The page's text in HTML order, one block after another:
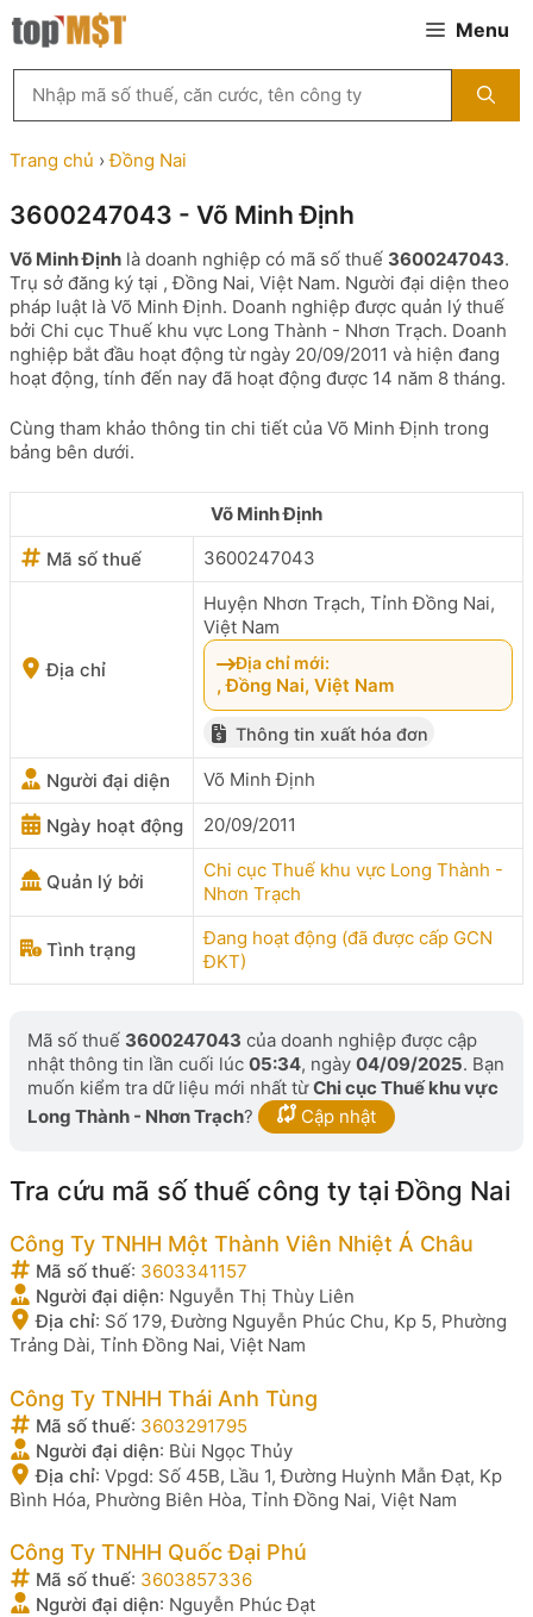
Chuyển
đến
Menu
kiếm
MST
theo
tên
ty,
người
đại
diện
hoặc
mã
số
thuế
Trang chủ ›Đồng Nai
3600247043 - Võ Minh Định
Võ Minh Định là doanh nghiệp có mã số thuế 3600247043.
Trụ sở đăng ký tại , Đồng Nai, Việt Nam. Người đại diện theo
pháp luật là Võ Minh Định. Doanh nghiệp được quản lý thuế
bởi Chi cục Thuế khu vực Long Thành - Nhơn Trạch. Doanh
nghiệp bắt đầu hoạt động từ ngày 20/09/2011 và hiện đang
hoạt động, tính đến nay đã hoạt động được 14 năm 8 tháng.
Cùng tham khảo thông tin chi tiết của Võ Minh Định trong
bảng bên dưới.
Võ Minh Định
Mã số thuế
3600247043
Địa chỉ
Huyện Nhơn Trạch, Tỉnh Đồng Nai,
Việt Nam
Địa chỉ mới:
, Đồng Nai, Việt Nam
Thông tin xuất hóa đơn
Người đại diện Võ Minh Định
Ngày hoạt động 20/09/2011
Quản lý bởi
Chi cục Thuế khu vực Long Thành -
Nhơn Trạch
Tình trạng
Đang hoạt động (đã được cấp GCN
ĐKT)
Mã số thuế 3600247043 của doanh nghiệp được cập
nhật thông tin lần cuối lúc 05:34, ngày 04/09/2025. Bạn
muốn kiểm tra dữ liệu mới nhất từChi cục Thuế khu vực
Long Thành - Nhơn Trạch? Cập nhật
Tra cứu mã số thuế công ty tại Đồng Nai
Công Ty TNHH Một Thành Viên Nhiệt Á Châu
Mã số thuế: 3603341157
Người đại diện: Nguyễn Thị Thùy Liên
Địa chỉ: Số 179, Đường Nguyễn Phúc Chu, Kp 5, Phường
Trảng Dài, Tỉnh Đồng Nai, Việt Nam
Công Ty TNHH Thái Anh Tùng
Mã số thuế: 3603291795
Người đại diện: Bùi Ngọc Thủy
Địa chỉ: Vpgd: Số 45B, Lầu 1, Đường Huỳnh Mẫn Đạt, Kp
Bình Hóa, Phường Biên Hòa, Tỉnh Đồng Nai, Việt Nam
Công Ty TNHH Quốc Đại Phú
Mã số thuế: 3603857336
Người đại diện: Nguyễn Phúc Đạt